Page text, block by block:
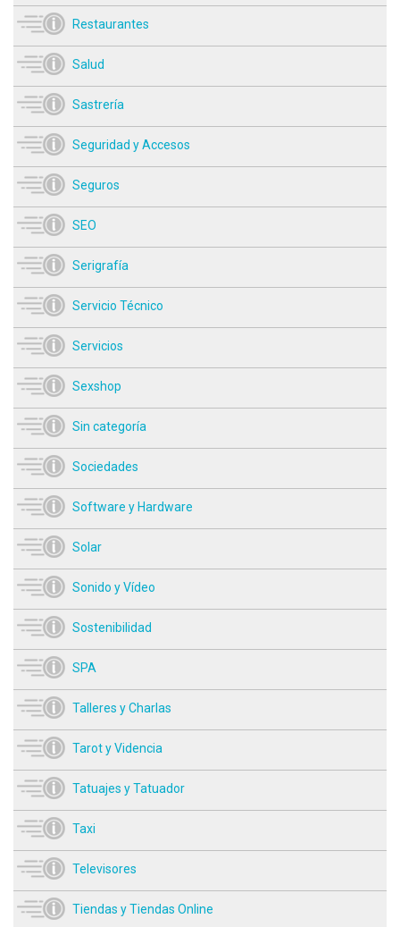
Restaurantes
Salud
Sastrería
Seguridad y Accesos
Seguros
SEO
Serigrafía
Servicio Técnico
Servicios
Sexshop
Sin categoría
Sociedades
Software y Hardware
Solar
Sonido y Vídeo
Sostenibilidad
SPA
Talleres y Charlas
Tarot y Videncia
Tatuajes y Tatuador
Taxi
Televisores
Tiendas y Tiendas Online